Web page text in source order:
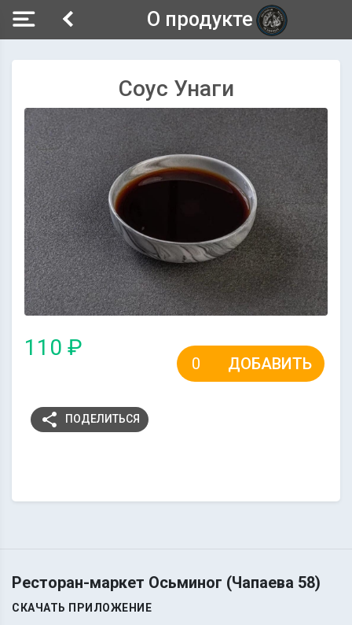
О продукте
Соус Унаги
110 ₽
ДОБАВИТЬ
share ПОДЕЛИТЬСЯ
Ресторан-маркет Осьминог (Чапаева 58)
СКАЧАТЬ ПРИЛОЖЕНИЕ